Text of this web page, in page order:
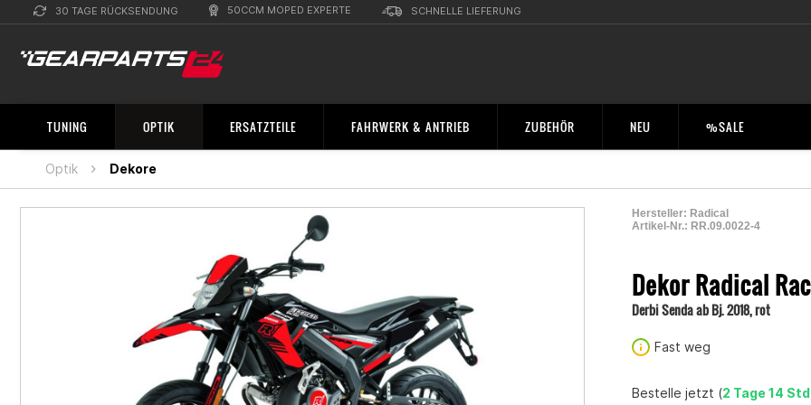
30 TAGE RÜCKSENDUNG 50CCM MOPED EXPERTE SCHNELLE LIEFERUNG
TUNING OPTIK ERSATZTEILE FAHRWERK & ANTRIEB ZUBEHÖR NEU %SALE
Optik Dekore
Hersteller: Radical
Artikel-Nr.: RR.09.0022-4
Dekor Radical
Derbi Senda ab Bj. 2018, rot
Fast weg
Bestelle jetzt (2 Tage 14